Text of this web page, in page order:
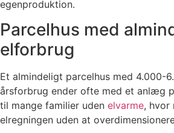
egenproduktion.
Parcelhus med
elforbrug
Et almindeligt parcelhus med 4.000-
årsforbrug ender ofte med et anlæg
til mange familier uden elvarme, hvor
elregningen uden at